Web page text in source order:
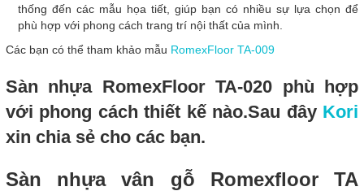
thống đến các mẫu họa tiết, giúp bạn có nhiều sự lựa chọn để
phù hợp với phong cách trang trí nội thất của mình.
Các bạn có thể tham khảo mẫu RomexFloor TA-009
Sàn nhựa RomexFloor TA-020 phù hợp
với phong cách thiết kế nào.Sau đây Kori
xin chia sẻ cho các bạn.
Sàn nhựa vân gỗ Romexfloor TA